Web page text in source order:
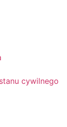
cywilnego